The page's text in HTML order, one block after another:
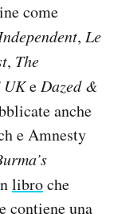
come
, Le
, The
UKeDazed &
anche
e Amnesty
libroche
contiene una